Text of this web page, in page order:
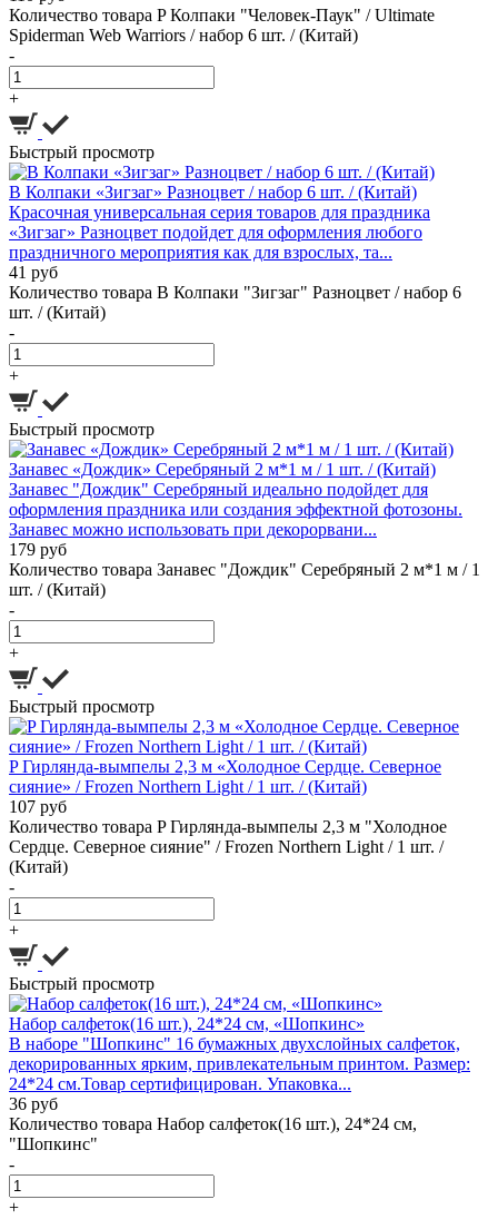
Количество товара P Колпаки "Человек-Паук" / Ultimate
Spiderman Web Warriors / набор 6 шт. / (Китай)
-
+
Быстрый просмотр
В Колпаки «Зигзаг» Разноцвет / набор 6 шт. / (Китай)
Красочная универсальная серия товаров для праздника
«Зигзаг» Разноцвет подойдет для оформления любого
праздничного мероприятия как для взрослых, та...
41 руб
Количество товара В Колпаки "Зигзаг" Разноцвет / набор 6
шт. / (Китай)
-
+
Быстрый просмотр
Занавес «Дождик» Серебряный 2 м*1 м / 1 шт. / (Китай)
Занавес "Дождик" Серебряный идеально подойдет для
оформления праздника или создания эффектной фотозоны.
Занавес можно использовать при декорорвани...
179 руб
Количество товара Занавес "Дождик" Серебряный 2 м*1 м / 1
шт. / (Китай)
-
+
Быстрый просмотр
P Гирлянда-вымпелы 2,3 м «Холодное Сердце. Северное
сияние» / Frozen Northern Light / 1 шт. / (Китай)
107 руб
Количество товара P Гирлянда-вымпелы 2,3 м "Холодное
Сердце. Северное сияние" / Frozen Northern Light / 1 шт. /
(Китай)
-
+
Быстрый просмотр
Набор салфеток(16 шт.), 24*24 см, «Шопкинс»
В наборе "Шопкинс" 16 бумажных двухслойных салфеток,
декорированных ярким, привлекательным принтом. Размер:
24*24 см.Товар сертифицирован. Упаковка...
36 руб
Количество товара Набор салфеток(16 шт.), 24*24 см,
"Шопкинс"
-
+